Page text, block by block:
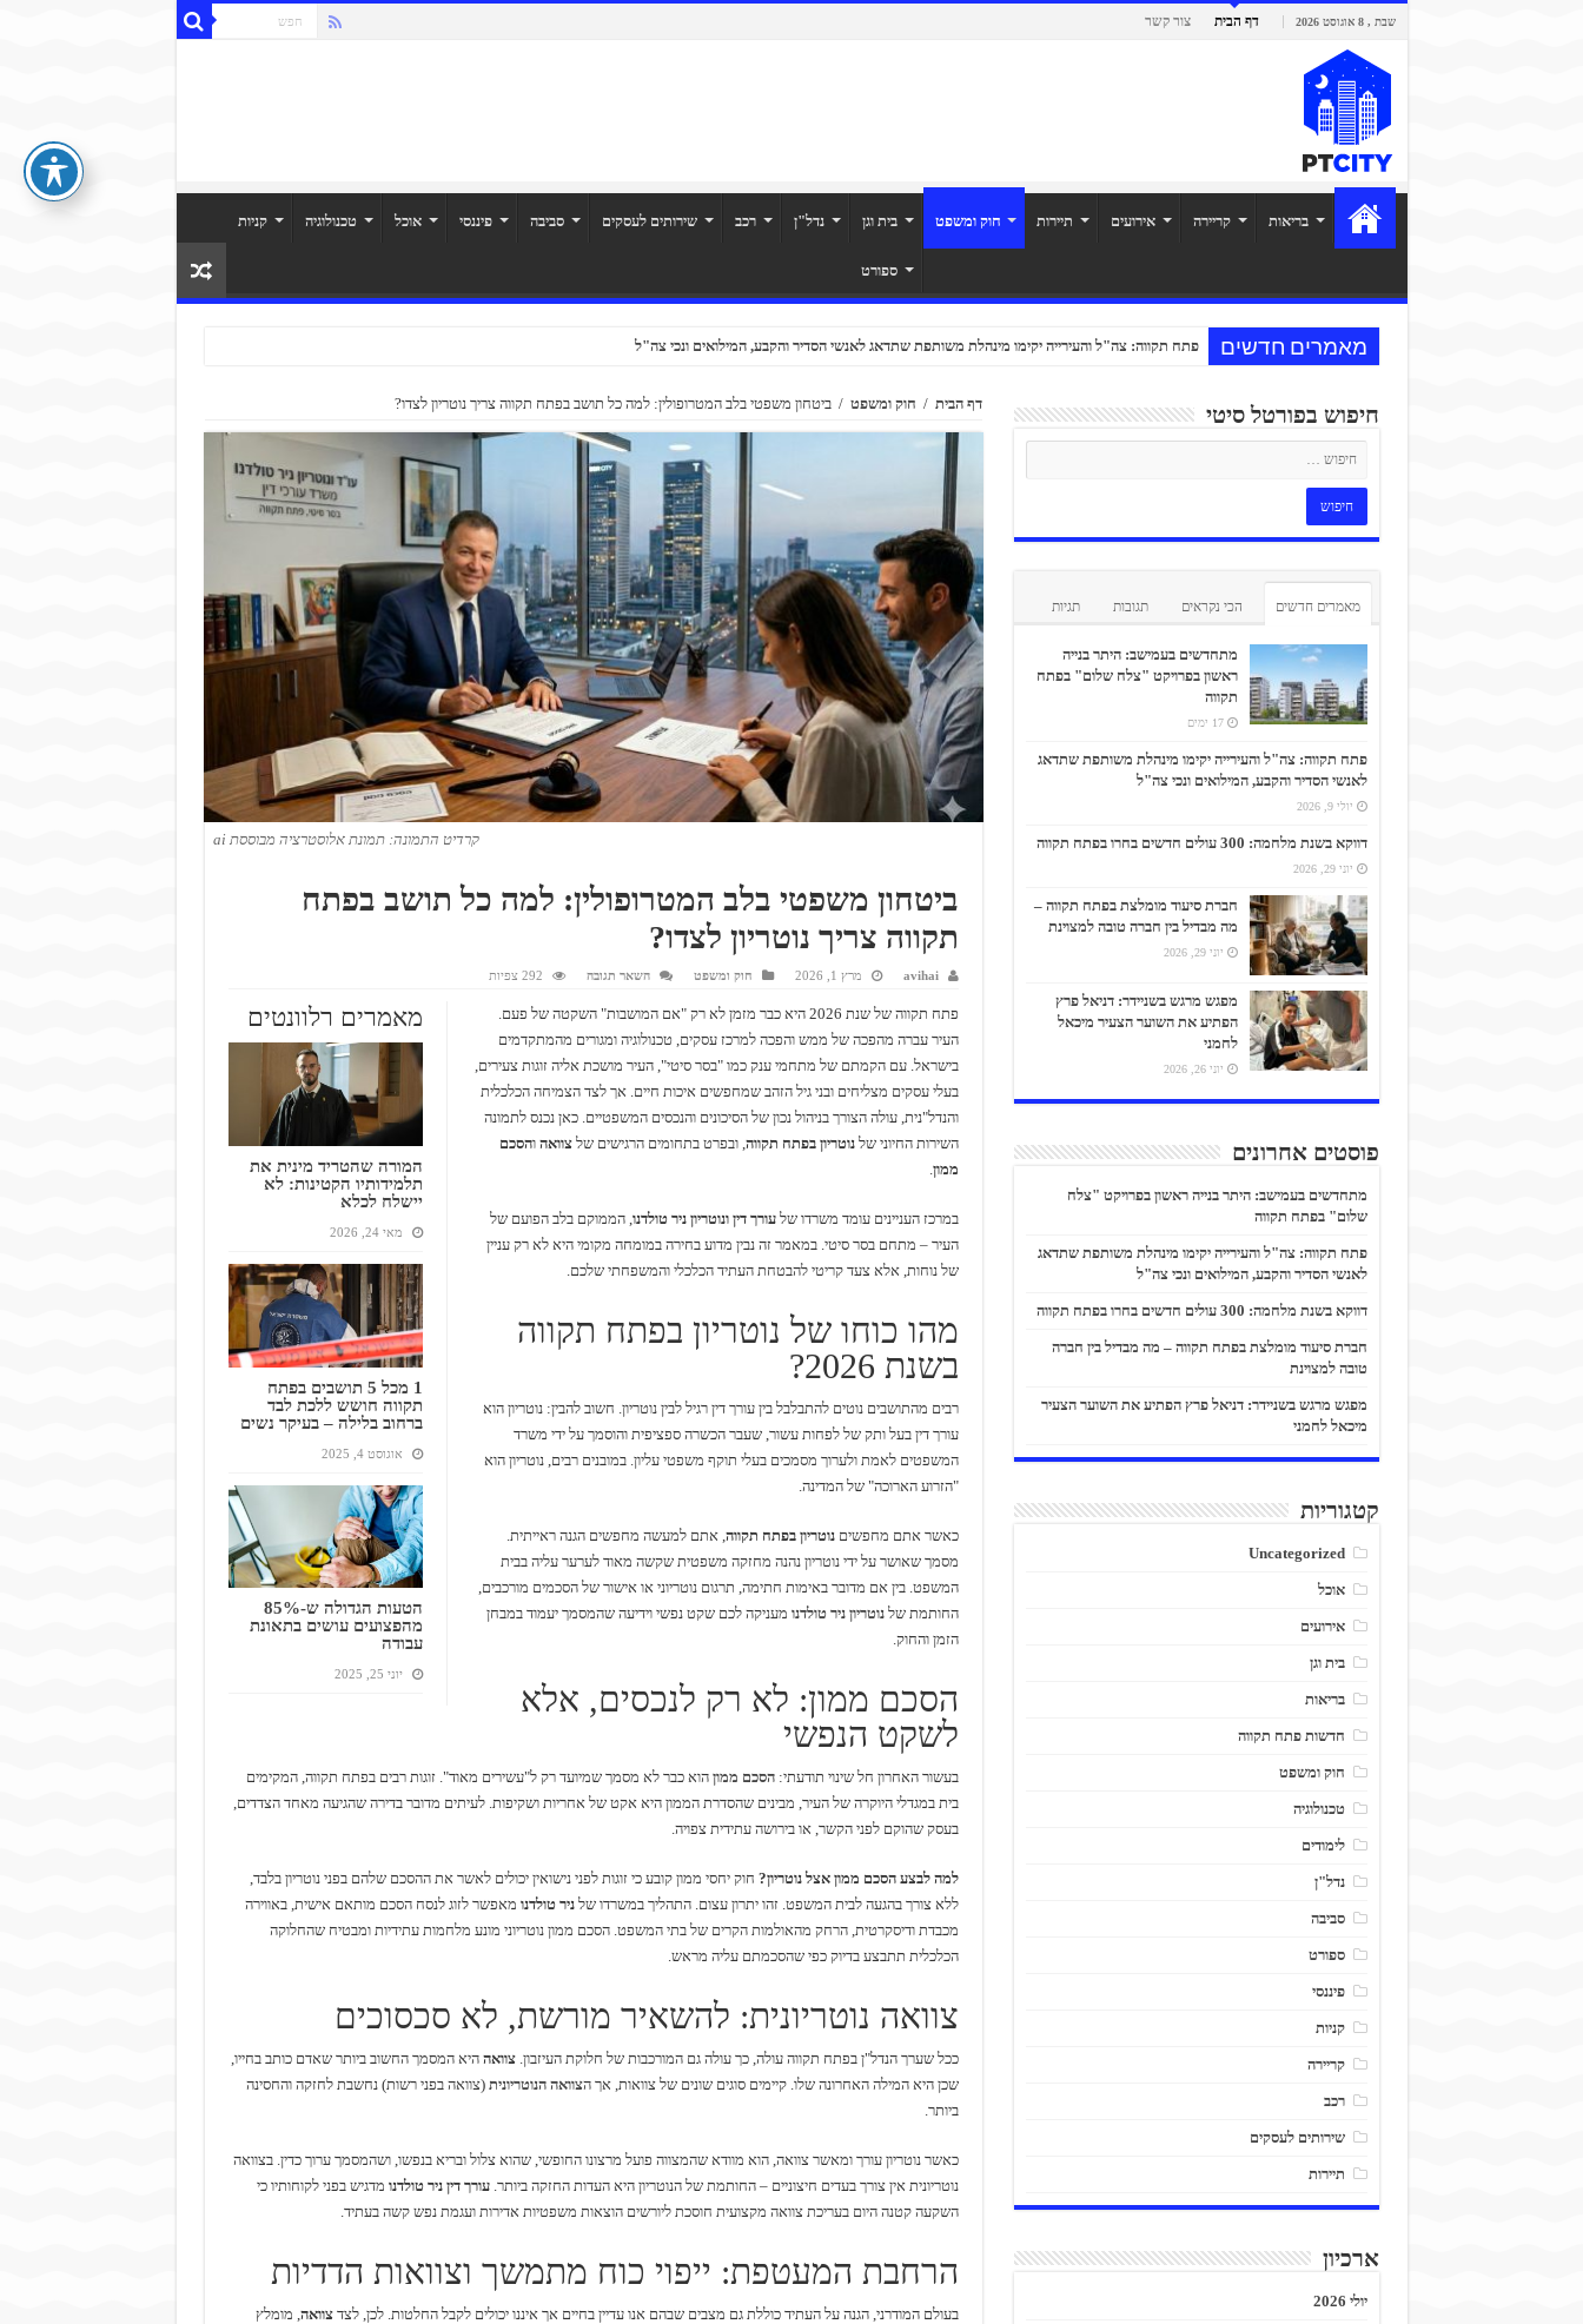
שבת , 8 אוגוסט 2026 דף הבית צור קשר
בריאות קריירה אירועים תיירות חוק ומשפט בית וגן נדל"ן רכב שירותים לעסקים סביבה פיננסי אוכל טכנולוגיה קניות
ספורט
מאמרים חדשים פתח תקווה: צה"ל והעירייה יקימו מינהלת משותפת שתדאג לאנשי הסדיר והקבע, המילואים ונכי צה"ל
דף הבית / חוק ומשפט / ביטחון משפטי בלב המטרופולין: למה כל תושב בפתח תקווה צריך נוטריון לצדו?
קרדיט התמונה: תמונת אלוסטרציה מבוססת ai
ביטחון משפטי בלב המטרופולין: למה כל תושב בפתח
תקווה צריך נוטריון לצדו?
avihai מרץ 1, 2026 חוק ומשפט השאר תגובה 292 צפיות
מאמרים רלוונטים
המורה שהטריד מינית את
תלמידותיו הקטינות: לא
יישלח לכלא
מאי 24, 2026
1 מכל 5 תושבים בפתח
תקווה חושש ללכת לבד
ברחוב בלילה – בעיקר נשים
אוגוסט 4, 2025
הטעות הגדולה ש-85%
מהפצועים עושים בתאונת
עבודה
יוני 25, 2025
פתח תקווה של שנת 2026 היא כבר מזמן לא רק "אם המושבות" השקטה של פעם.
העיר עברה מהפכה של ממש והפכה למרכז עסקים, טכנולוגיה ומגורים מהמתקדמים
בישראל. עם הקמתם של מתחמי ענק כמו "בסר סיטי", העיר מושכת אליה זוגות צעירים,
בעלי עסקים מצליחים ובני גיל הזהב שמחפשים איכות חיים. אך לצד הצמיחה הכלכלית
והנדל"נית, עולה הצורך בניהול נכון של הסיכונים והנכסים המשפטיים. כאן נכנס לתמונה
השירות החיוני שלנוטריון בפתח תקווה, ובפרט בתחומים הרגישים שלצוואה והסכם
ממון.
במרכז העניינים עומד משרדו שלעורך דין ונוטריון ניר טולדנו, הממוקם בלב הפועם של
העיר – מתחם בסר סיטי. במאמר זה נבין מדוע בחירה במומחה מקומי היא לא רק עניין
של נוחות, אלא צעד קריטי להבטחת העתיד הכלכלי והמשפחתי שלכם.
מהו כוחו של נוטריון בפתח תקווה
בשנת 2026?
רבים מהתושבים נוטים להתבלבל בין עורך דין רגיל לבין נוטריון. חשוב להבין: נוטריון הוא
עורך דין בעל ותק של לפחות עשור, שעבר הכשרה ספציפית והוסמך על ידי משרד
המשפטים לאמת ולערוך מסמכים בעלי תוקף משפטי עליון. במובנים רבים, נוטריון הוא
"הזרוע הארוכה" של המדינה.
כאשר אתם מחפשיםנוטריון בפתח תקווה, אתם למעשה מחפשים הגנה ראייתית.
מסמך שאושר על ידי נוטריון נהנה מחזקה משפטית שקשה מאוד לערער עליה בבית
המשפט. בין אם מדובר באימות חתימה, תרגום נוטריוני או אישור של הסכמים מורכבים,
החותמת שלנוטריון ניר טולדנו מעניקה לכם שקט נפשי וידיעה שהמסמך יעמוד במבחן
הזמן והחוק.
הסכם ממון: לא רק לנכסים, אלא
לשקט הנפשי
בעשור האחרון חל שינוי תודעתי:הסכם ממון הוא כבר לא מסמך שמיועד רק ל"עשירים מאוד". זוגות רבים בפתח תקווה, המקימים
בית במגדלי היוקרה של העיר, מבינים שהסדרת הממון היא אקט של אחריות ושקיפות. לעיתים מדובר בדירה שהגיעה מאחד הצדדים,
בעסק שהוקם לפני הקשר, או בירושה עתידית צפויה.
למה לבצע הסכם ממון אצל נוטריון? חוק יחסי ממון קובע כי זוגות לפני נישואין יכולים לאשר את ההסכם שלהם בפני נוטריון בלבד,
ללא צורך בהגעה לבית המשפט. זהו יתרון עצום. התהליך במשרדו שלניר טולדנו מאפשר לזוג לנסח הסכם מותאם אישית, באווירה
מכבדת ודיסקרטית, הרחק מהאולמות הקרים של בתי המשפט. הסכם ממון נוטריוני מונע מלחמות עתידיות ומבטיח שהחלוקה
הכלכלית תתבצע בדיוק כפי שהסכמתם עליה מראש.
צוואה נוטריונית: להשאיר מורשת, לא סכסוכים
ככל שערך הנדל"ן בפתח תקווה עולה, כך עולה גם המורכבות של חלוקת העיזבון.צוואה היא המסמך החשוב ביותר שאדם כותב בחייו,
שכן היא המילה האחרונה שלו. קיימים סוגים שונים של צוואות, אך הצוואה הנוטריונית(צוואה בפני רשות) נחשבת לחזקה והחסינה
ביותר.
כאשר נוטריון עורך ומאשר צוואה, הוא מוודא שהמצווה פועל מרצונו החופשי, שהוא צלול ובריא בנפשו, ושהמסמך ערוך כדין. בצוואה
נוטריונית אין צורך בעדים חיצוניים – החותמת של הנוטריון היא העדות החזקה ביותר.עורך דין ניר טולדנו מדגיש בפני לקוחותיו כי
השקעה קטנה היום בעריכת צוואה מקצועית חוסכת ליורשים הוצאות משפטיות אדירות ועגמת נפש קשה בעתיד.
הרחבת המעטפת: ייפוי כוח מתמשך וצוואות הדדיות
בעולם המודרני, הגנה על העתיד כוללת גם מצבים שבהם אנו עדיין בחיים אך איננו יכולים לקבל החלטות. לכן, לצדצוואה, מומלץ
חיפוש בפורטל סיטי
מאמרים חדשים הכי נקראים תגובות תגיות
מתחדשים בעמישב: היתר בנייה
ראשון בפרויקט "צלח שלום" בפתח
תקווה
17 ימים
פתח תקווה: צה"ל והעירייה יקימו מינהלת משותפת שתדאג
לאנשי הסדיר והקבע, המילואים ונכי צה"ל
יולי 9, 2026
דווקא בשנת מלחמה: 300 עולים חדשים בחרו בפתח תקווה
יוני 29, 2026
חברת סיעוד מומלצת בפתח תקווה –
מה מבדיל בין חברה טובה למצוינת
יוני 29, 2026
מפגש מרגש בשניידר: דניאל פרץ
הפתיע את השוער הצעיר מיכאל
לחמני
יוני 26, 2026
פוסטים אחרונים
מתחדשים בעמישב: היתר בנייה ראשון בפרויקט "צלח
שלום" בפתח תקווה
פתח תקווה: צה"ל והעירייה יקימו מינהלת משותפת שתדאג
לאנשי הסדיר והקבע, המילואים ונכי צה"ל
דווקא בשנת מלחמה: 300 עולים חדשים בחרו בפתח תקווה
חברת סיעוד מומלצת בפתח תקווה – מה מבדיל בין חברה
טובה למצוינת
מפגש מרגש בשניידר: דניאל פרץ הפתיע את השוער הצעיר
מיכאל לחמני
קטגוריות
Uncategorized
אוכל
אירועים
בית וגן
בריאות
חדשות פתח תקווה
חוק ומשפט
טכנולוגיה
לימודים
נדל"ן
סביבה
ספורט
פיננסי
קניות
קריירה
רכב
שירותים לעסקים
תיירות
ארכיון
יולי 2026